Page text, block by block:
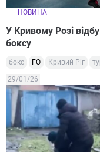
НОВИНА
У Кривому Розі
боксу
бокс ГО Кривий Ріг
29/01/26